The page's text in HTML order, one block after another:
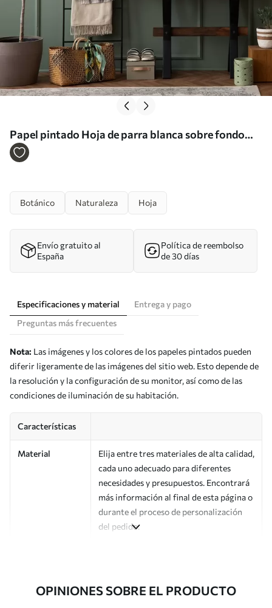
Papel pintado Hoja de parra blanca sobre fondo
verde Nr. a00194
Botánico Naturaleza Hoja
Envío gratuito al
España
Política de reembolso
de 30 días
Especificaciones y material
Entrega y pago
Preguntas más frecuentes
Nota: Las imágenes y los colores de los papeles pintados pueden
diferir ligeramente de las imágenes del sitio web. Esto depende de
la resolución y la configuración de su monitor, así como de las
condiciones de iluminación de su habitación.
Características
Material
Elija entre tres materiales de alta calidad,
cada uno adecuado para diferentes
necesidades y presupuestos. Encontrará
más información al final de esta página o
durante el proceso de personalización
del pedido.
artículoOPINIONES SOBRE EL PRODUCTO